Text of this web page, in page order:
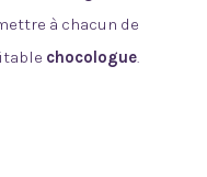
à chacun de
chocologue.